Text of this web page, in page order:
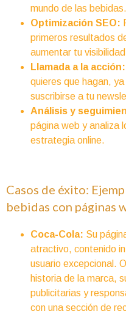
mundo de las bebidas.
Optimización SEO:
primeros resultados
aumentar tu
Llamada a la acción:
quieres que hagan,
suscribirse a tu
Análisis y
página web y analiza
estrategia online.
Casos de éxito:
bebidas con páginas
Coca-Cola: Su
atractivo, contenido
usuario excepcional.
historia de la marca,
publicitarias y
con una sección de